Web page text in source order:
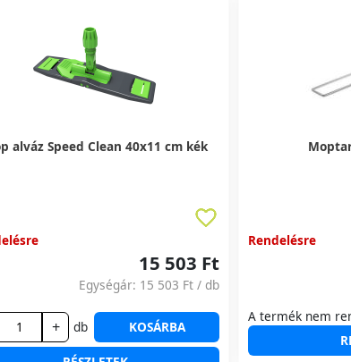
alváz Speed Clean 40x11 cm kék
15 503 Ft
Egységár: 15 503 Ft / db
+ db KOSÁRBA
Rendelésre
A termék nem